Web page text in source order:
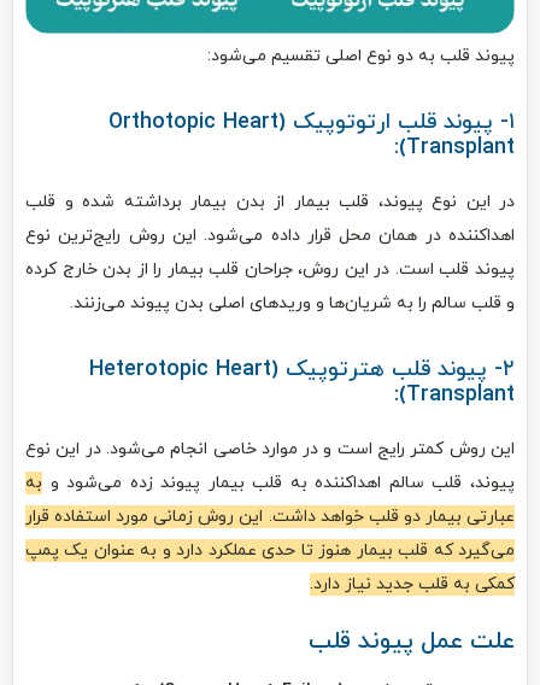
پیوند قلب به دو نوع اصلی تقسیم می‌شود:
۱- پیوند قلب ارتوتوپیک (Orthotopic Heart
Transplant):
در این نوع پیوند، قلب بیمار از بدن بیمار برداشته شده و قلب
اهداکننده در همان محل قرار داده می‌شود. این روش رایج‌ترین نوع
پیوند قلب است. در این روش، جراحان قلب بیمار را از بدن خارج کرده
و قلب سالم را به شریان‌ها و وریدهای اصلی بدن پیوند می‌زنند.
۲- پیوند قلب هترتوپیک (Heterotopic Heart
Transplant):
این روش کمتر رایج است و در موارد خاصی انجام می‌شود. در این نوع
پیوند، قلب سالم اهداکننده به قلب بیمار پیوند زده می‌شود و به
عبارتی بیمار دو قلب خواهد داشت. این روش زمانی مورد استفاده قرار
می‌گیرد که قلب بیمار هنوز تا حدی عملکرد دارد و به عنوان یک پمپ
کمکی به قلب جدید نیاز دارد.
علت عمل پیوند قلب